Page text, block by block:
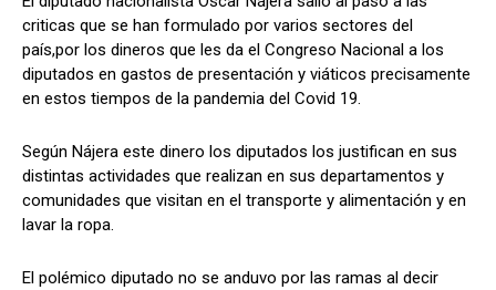
Comparta
Facebook
Comparta
Facebook
criticas que se han formulado por varios sectores del
país,por los dineros que les da el Congreso Nacional a los
diputados en gastos de presentación y viáticos precisamente
en estos tiempos de la pandemia del Covid 19.
Según Nájera este dinero los diputados los justifican en sus
distintas actividades que realizan en sus departamentos y
comunidades que visitan en el transporte y alimentación y en
lavar la ropa.
El polémico diputado no se anduvo por las ramas al decir